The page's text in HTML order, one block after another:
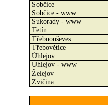
Sobčice
Sobčice - www
Sukorady - www
Tetín
Třebnouševes
Třebovětice
Úhlejov
Úhlejov - www
Želejov
Zvičina